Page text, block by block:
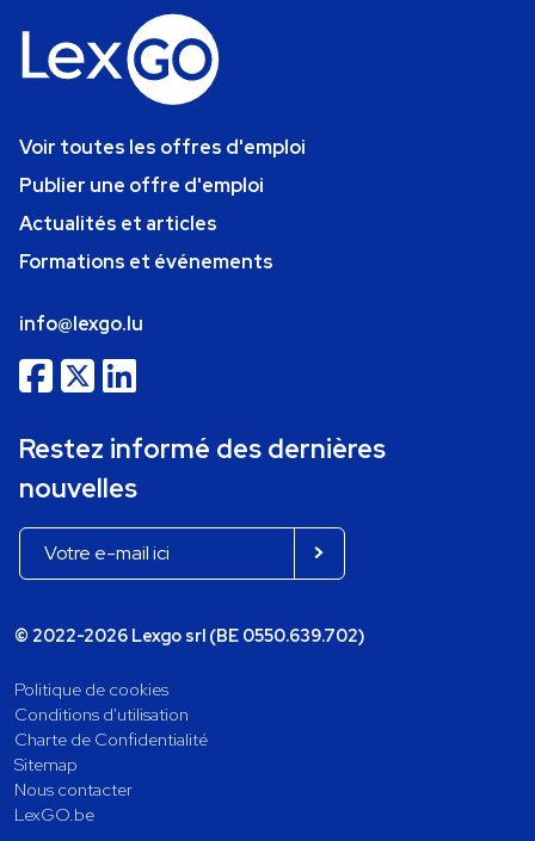
Voir toutes les offres d'emploi
Publier une offre d'emploi
Actualités et articles
Formations et événements
info@lexgo.lu
Restez informé des dernières
nouvelles
© 2022-2026 Lexgo srl (BE 0550.639.702)
Politique de cookies
Conditions d'utilisation
Charte de Confidentialité
Sitemap
Nous contacter
LexGO.be